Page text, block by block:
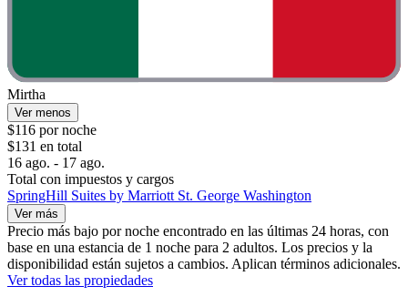
Mirtha
Ver menos
$116 por noche
$131 en total
16 ago. - 17 ago.
Total con impuestos y cargos
SpringHill Suites by Marriott St. George Washington
Ver más
Precio más bajo por noche encontrado en las últimas 24 horas, con
base en una estancia de 1 noche para 2 adultos. Los precios y la
disponibilidad están sujetos a cambios. Aplican términos adicionales.
Ver todas las propiedades